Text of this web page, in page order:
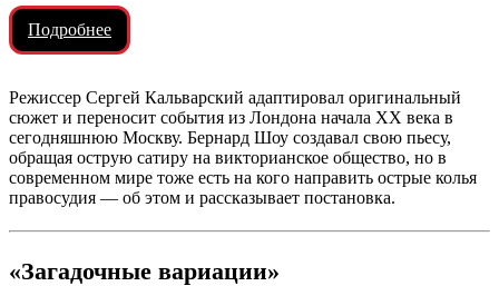
Подробнее
Режиссер Сергей Кальварский адаптировал оригинальный
сюжет и переносит события из Лондона начала XX века в
сегодняшнюю Москву. Бернард Шоу создавал свою пьесу,
обращая острую сатиру на викторианское общество, но в
современном мире тоже есть на кого направить острые колья
правосудия — об этом и рассказывает постановка.
«Загадочные вариации»